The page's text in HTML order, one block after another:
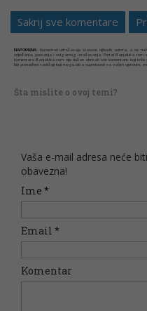
Sakrij sve komentare
NAPOMENA: Komentari odražavaju stavove njihovih autora, a ne
vrijeđanja, psovanja i vulgarnog izražavanja. Portal Banjaluka.com
komentara Banjaluka.com nije dužan obrisati sve komentare koji
biti pronađeni sadržaji koji mogu biti u suprotnosti sa vašim vjerskim,
Šta mislite o ovoj temi?
Vaša e-mail adresa neće
obavezna!
Ime *
Email *
Komentar